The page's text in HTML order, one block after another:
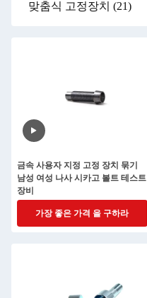
맞춤식 고정장치 (21)
금속 사용자 지정 고정 장치 묶기
남성 여성 나사 시카고 볼트 테스트
장비
가장 좋은 가격 을 구하라